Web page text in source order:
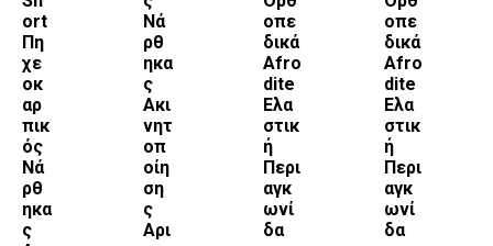
ort
Πη
χε
οκ
αρ
πικ
ός
Νά
ρθ
ηκα
ς
Νά
ρθ
ηκα
ς
Ακι
νητ
οπ
οίη
ση
ς
Αρι
οπε
δικά
Afro
dite
Ελα
στικ
ή
Περι
αγκ
ωνί
δα
οπε
δικά
Afro
dite
Ελα
στικ
ή
Περι
αγκ
ωνί
δα